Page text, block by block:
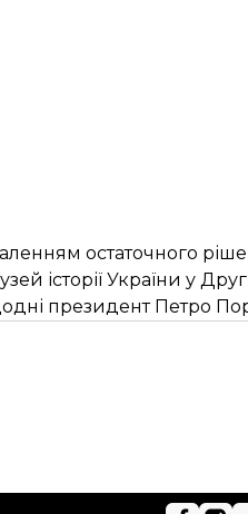
остаточного
історії України у
президент Петро